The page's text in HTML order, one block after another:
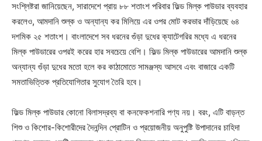
সংশ্লিষ্টরা জানিয়েছেন, সারাদেশে প্রায় ৮৮ শতাংশ পরিবার ফিল্ড মিল্ক পাউডার ব্যবহার
করলেও, আমদানি শুল্ক ও অন্যান্য কর মিলিয়ে এর ওপর মোট করভার দাঁড়িয়েছে ৬৪
দশমিক ২৫ শতাংশ। বাংলাদেশে সব ধরনের গুঁড়া দুধের ক্যাটেগরির মধ্যে এ ধরনের
মিল্ক পাউডারের ওপরই করের হার সবচেয়ে বেশি। ফিল্ড মিল্ক পাউডারের আমদানি শুল্ক
অন্যান্য গুঁড়া দুধের মতো হলে কর কাঠামোতে সামঞ্জস্য আসবে এবং বাজারে একটি
সমতাভিত্তিক প্রতিযোগিতার সুযোগ তৈরি হবে।
ফিল্ড মিল্ক পাউডার কোনো বিলাসদ্রব্য বা কনফেকশনারি পণ্য নয়। বরং, এটি বাড়ন্ত
শিশু ও কিশোর-কিশোরীদের দৈনন্দিন প্রোটিন ও প্রয়োজনীয় অনুপুষ্টি উপাদানের চাহিদা